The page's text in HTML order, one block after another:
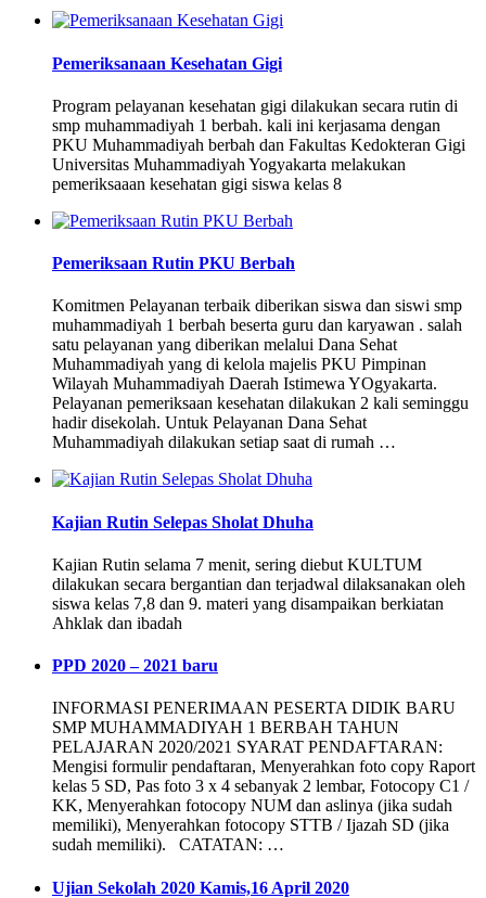
Pemeriksanaan Kesehatan Gigi
Program pelayanan kesehatan gigi dilakukan secara rutin di
smp muhammadiyah 1 berbah. kali ini kerjasama dengan
PKU Muhammadiyah berbah dan Fakultas Kedokteran Gigi
Universitas Muhammadiyah Yogyakarta melakukan
pemeriksaaan kesehatan gigi siswa kelas 8
Pemeriksaan Rutin PKU Berbah
Komitmen Pelayanan terbaik diberikan siswa dan siswi smp
muhammadiyah 1 berbah beserta guru dan karyawan . salah
satu pelayanan yang diberikan melalui Dana Sehat
Muhammadiyah yang di kelola majelis PKU Pimpinan
Wilayah Muhammadiyah Daerah Istimewa YOgyakarta.
Pelayanan pemeriksaan kesehatan dilakukan 2 kali seminggu
hadir disekolah. Untuk Pelayanan Dana Sehat
Muhammadiyah dilakukan setiap saat di rumah …
Kajian Rutin Selepas Sholat Dhuha
Kajian Rutin selama 7 menit, sering diebut KULTUM
dilakukan secara bergantian dan terjadwal dilaksanakan oleh
siswa kelas 7,8 dan 9. materi yang disampaikan berkiatan
Ahklak dan ibadah
PPD 2020 – 2021 baru
INFORMASI PENERIMAAN PESERTA DIDIK BARU
SMP MUHAMMADIYAH 1 BERBAH TAHUN
PELAJARAN 2020/2021 SYARAT PENDAFTARAN:
Mengisi formulir pendaftaran, Menyerahkan foto copy Raport
kelas 5 SD, Pas foto 3 x 4 sebanyak 2 lembar, Fotocopy C1 /
KK, Menyerahkan fotocopy NUM dan aslinya (jika sudah
memiliki), Menyerahkan fotocopy STTB / Ijazah SD (jika
sudah memiliki). CATATAN: …
Ujian Sekolah 2020 Kamis,16 April 2020